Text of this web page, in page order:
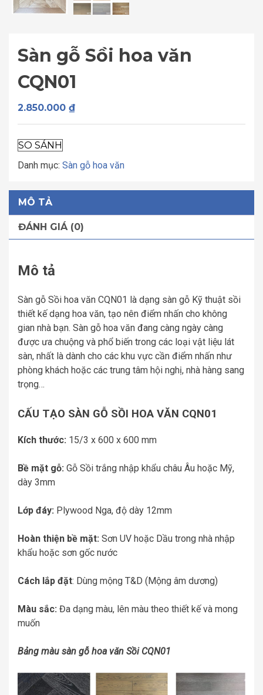
Sàn gỗ Sồi hoa văn
CQN01
2.850.000 ₫
SO SÁNH
Danh mục: Sàn gỗ hoa văn
MÔ TẢ
ĐÁNH GIÁ (0)
Mô tả
Sàn gỗ Sồi hoa văn CQN01 là dạng sàn gỗ Kỹ thuật sồi
thiết kế dạng hoa văn, tạo nên điểm nhấn cho không
gian nhà bạn. Sàn gỗ hoa văn đang càng ngày càng
được ưa chuộng và phổ biến trong các loại vật liệu lát
sàn, nhất là dành cho các khu vực cần điểm nhấn như
phòng khách hoặc các trung tâm hội nghị, nhà hàng sang
trọng…
CẤU TẠO SÀN GỖ SỒI HOA VĂN CQN01
Kích thước: 15/3 x 600 x 600 mm
Bề mặt gỗ: Gỗ Sồi trắng nhập khẩu châu Âu hoặc Mỹ,
dày 3mm
Lớp đáy: Plywood Nga, độ dày 12mm
Hoàn thiện bề mặt: Sơn UV hoặc Dầu trong nhà nhập
khẩu hoặc sơn gốc nước
Cách lắp đặt: Dùng mộng T&D (Mộng âm dương)
Màu sắc: Đa dạng màu, lên màu theo thiết kế và mong
muốn
Bảng màu sàn gỗ hoa văn Sồi CQN01